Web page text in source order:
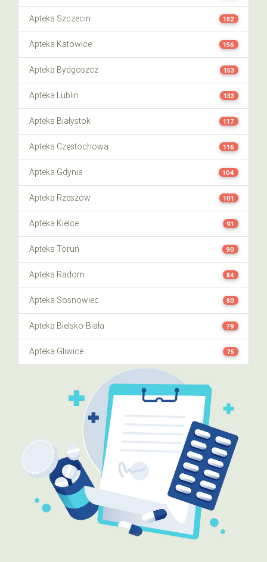
Apteka Szczecin 182
Apteka Katowice 156
Apteka Bydgoszcz 153
Apteka Lublin 133
Apteka Białystok 117
Apteka Częstochowa 116
Apteka Gdynia 104
Apteka Rzeszów 101
Apteka Kielce 91
Apteka Toruń 90
Apteka Radom 84
Apteka Sosnowiec 80
Apteka Bielsko-Biała 79
Apteka Gliwice 75